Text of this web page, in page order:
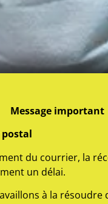
Message important
du courrier, la
un délai.
à la